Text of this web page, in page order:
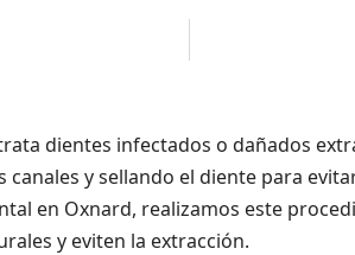
dientes infectados o dañados
y sellando el diente para
en Oxnard, realizamos este
y eviten la extracción.